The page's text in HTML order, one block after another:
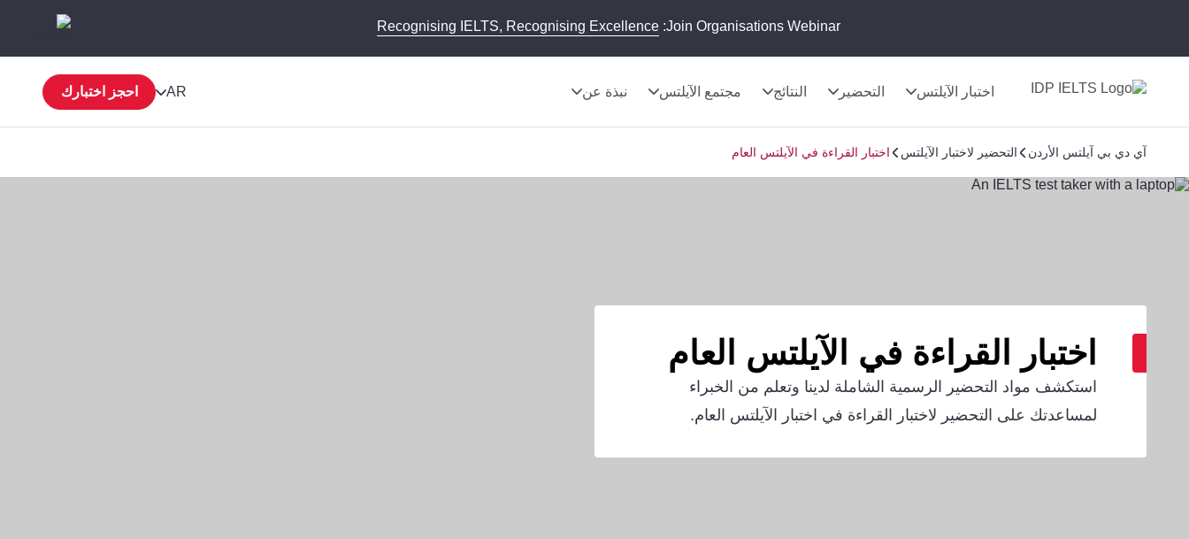
Join Organisations Webinar:
Recognising IELTS, Recognising Excellence
اختبار الآيلتس التحضير النتائج مجتمع الآيلتس نبذة عن AR احجز اختبارك
آي دي بي آيلتس الأردن التحضير لاختبار الآيلتس اختبار القراءة في الآيلتس العام
اختبار القراءة في الآيلتس العام
استكشف مواد التحضير الرسمية الشاملة لدينا وتعلم من الخبراء
لمساعدتك على التحضير لاختبار القراءة في اختبار الآيلتس العام.